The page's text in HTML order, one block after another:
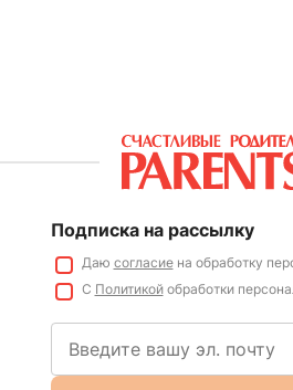
Подписка на рассылку
Даю согласиена обработку
С Политикойобработки